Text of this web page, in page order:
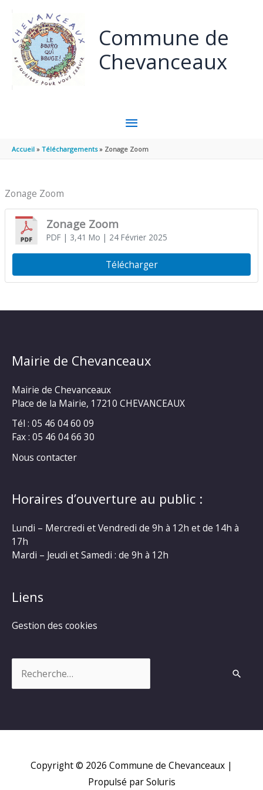
Commune de
Chevanceaux
MENU
PRINCIPAL
Accueil Téléchargements Zonage Zoom
Zonage Zoom
Zonage Zoom
PDF| 3,41 Mo | 24 Février 2025
Télécharger
Mairie de Chevanceaux
Mairie de Chevanceaux
Place de la Mairie, 17210 CHEVANCEAUX
Tél : 05 46 04 60 09
Fax : 05 46 04 66 30
Nous contacter
Horaires d’ouverture au public :
Lundi – Mercredi et Vendredi de 9h à 12h et de 14h à
17h
Mardi – Jeudi et Samedi : de 9h à 12h
Liens
Gestion des cookies
Copyright © 2026 Commune de Chevanceaux |
Propulsé par Soluris